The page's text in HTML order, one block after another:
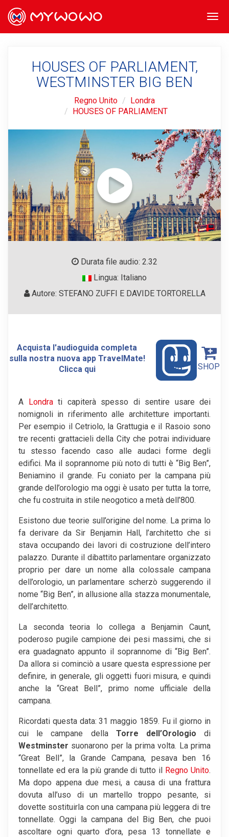
HOUSES OF PARLIAMENT,
WESTMINSTER BIG BEN
Regno Unito
Londra
HOUSES OF PARLIAMENT
Durata file audio: 2.32
Lingua: Italiano
Autore: STEFANO ZUFFI E DAVIDE TORTORELLA
Acquista l'audioguida completa
sulla nostra nuova app TravelMate!
Clicca qui
SHOP
A Londrati capiterà spesso di sentire usare dei
nomignoli in riferimento alle architetture importanti.
Per esempio il Cetriolo, la Grattugia e il Rasoio sono
tre recenti grattacieli della City che potrai individuare
tu stesso facendo caso alle audaci forme degli
edifici. Ma il soprannome più noto di tutti è “Big Ben”,
Beniamino il grande. Fu coniato per la campana più
grande dell’orologio ma oggi è usato per tutta la torre,
che fu costruita in stile neogotico a metà dell’800.
Esistono due teorie sull’origine del nome. La prima lo
fa derivare da Sir Benjamin Hall, l’architetto che si
stava occupando dei lavori di costruzione dell’intero
palazzo. Durante il dibattito parlamentare organizzato
proprio per dare un nome alla colossale campana
dell’orologio, un parlamentare scherzò suggerendo il
nome “Big Ben”, in allusione alla stazza monumentale,
dell’architetto.
La seconda teoria lo collega a Benjamin Caunt,
poderoso pugile campione dei pesi massimi, che si
era guadagnato appunto il soprannome di “Big Ben”.
Da allora si cominciò a usare questa espressione per
definire, in generale, gli oggetti fuori misura, e quindi
anche la “Great Bell”, primo nome ufficiale della
campana.
Ricordati questa data: 31 maggio 1859. Fu il giorno in
cui le campane della Torre dell’Orologio di
Westminster suonarono per la prima volta. La prima
“Great Bell”, la Grande Campana, pesava ben 16
tonnellate ed era la più grande di tutto il Regno Unito.
Ma dopo appena due mesi, a causa di una frattura
dovuta all’uso di un martello troppo pesante, si
dovette sostituirla con una campana più leggera di tre
tonnellate. Oggi la campana del Big Ben, che puoi
ascoltare ogni quarto d’ora, pesa 13 tonnellate e